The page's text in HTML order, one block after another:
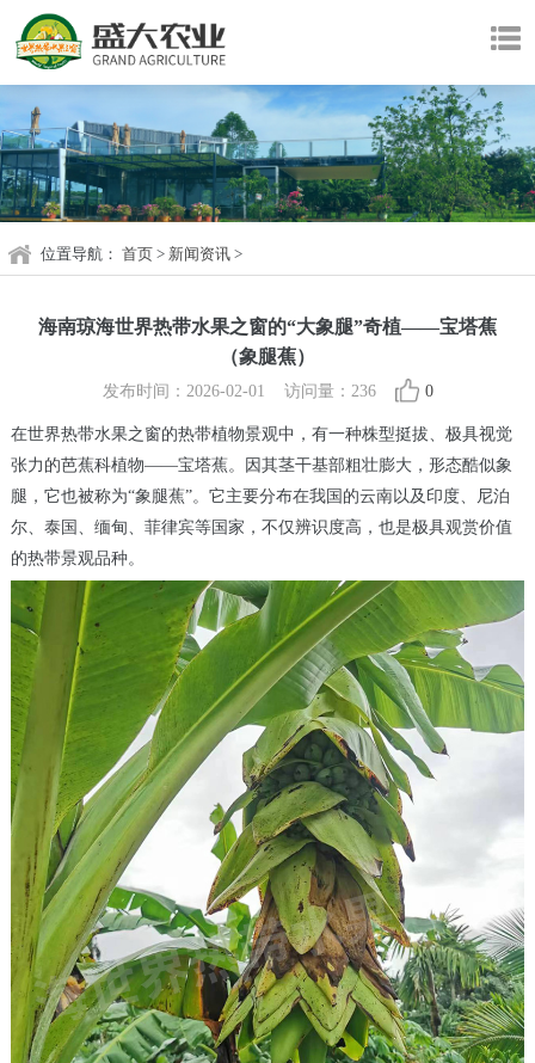
位置导航： 首页 > 新闻资讯 >
海南琼海世界热带水果之窗的“大象腿”奇植——宝塔蕉
（象腿蕉）
发布时间：2026-02-01 访问量：236 0
在世界热带水果之窗的热带植物景观中，有一种株型挺拔、极具视觉
张力的芭蕉科植物——宝塔蕉。因其茎干基部粗壮膨大，形态酷似象
腿，它也被称为“象腿蕉”。它主要分布在我国的云南以及印度、尼泊
尔、泰国、缅甸、菲律宾等国家，不仅辨识度高，也是极具观赏价值
的热带景观品种。